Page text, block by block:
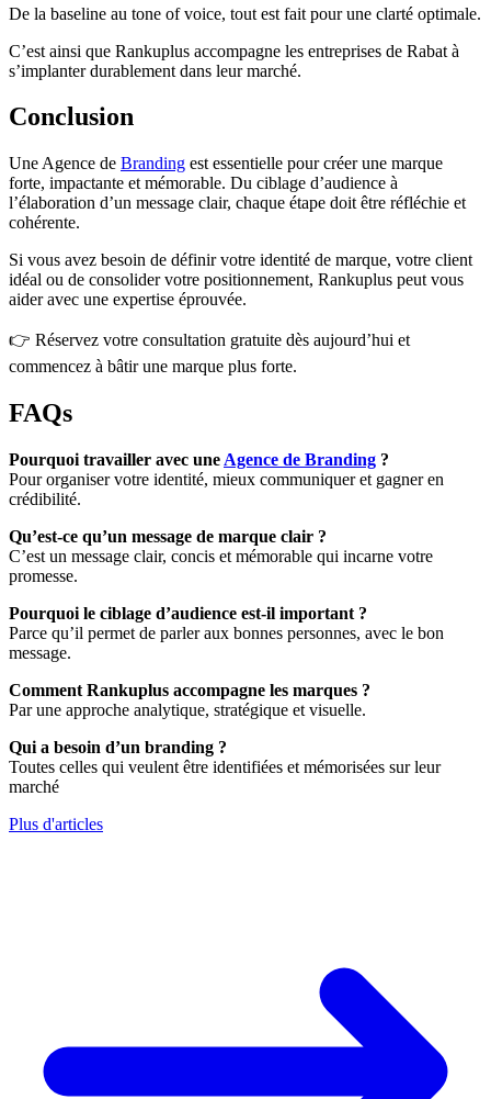
De la baseline au tone of voice, tout est fait pour une clarté optimale.
C’est ainsi que Rankuplus accompagne les entreprises de Rabat à
s’implanter durablement dans leur marché.
Conclusion
Une Agence de Branding est essentielle pour créer une marque
forte, impactante et mémorable. Du ciblage d’audience à
l’élaboration d’un message clair, chaque étape doit être réfléchie et
cohérente.
Si vous avez besoin de définir votre identité de marque, votre client
idéal ou de consolider votre positionnement, Rankuplus peut vous
aider avec une expertise éprouvée.
👉 Réservez votre consultation gratuite dès aujourd’hui et
commencez à bâtir une marque plus forte.
FAQs
Pourquoi travailler avec une Agence de Branding ?
Pour organiser votre identité, mieux communiquer et gagner en
crédibilité.
Qu’est-ce qu’un message de marque clair ?
C’est un message clair, concis et mémorable qui incarne votre
promesse.
Pourquoi le ciblage d’audience est-il important ?
Parce qu’il permet de parler aux bonnes personnes, avec le bon
message.
Comment Rankuplus accompagne les marques ?
Par une approche analytique, stratégique et visuelle.
Qui a besoin d’un branding ?
Toutes celles qui veulent être identifiées et mémorisées sur leur
marché
Plus d'articles